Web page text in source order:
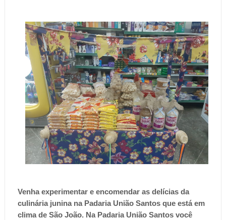
Venha experimentar e encomendar as delícias da
culinária junina na Padaria União Santos que está em
clima de São João. Na Padaria União Santos você